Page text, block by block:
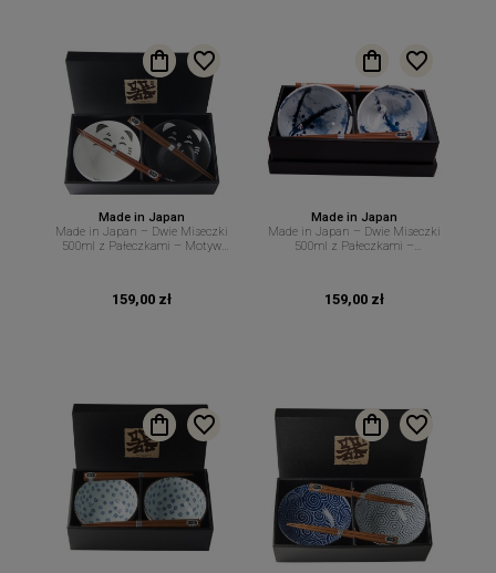
Made in Japan
Made in Japan – Dwie Miseczki
500ml z Pałeczkami – Motyw
159,00 zł
Made in Japan
Made in Japan – Dwie Miseczki
500ml z Pałeczkami –
159,00 zł